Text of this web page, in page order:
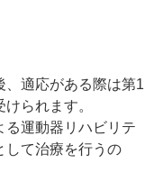
、適応がある際は第1
られます。
る運動器リハビリテ
して治療を行うの